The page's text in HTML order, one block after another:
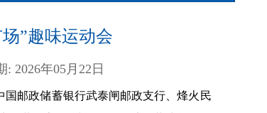
”趣味运动会
: 2026年05月22日
国邮政储蓄银行武泰闸邮政支行、烽火民